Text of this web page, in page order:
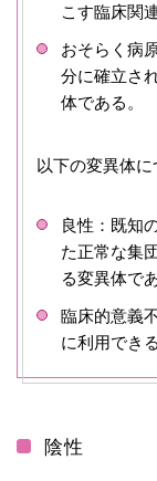
こす臨床関
おそらく病
分に確立さ
体である。
以下の変異体
良性：既知
た正常な集
る変異体で
臨床的意義
に利用でき
陰性